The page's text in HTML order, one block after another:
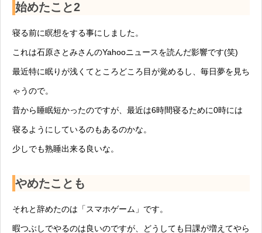
始めたこと2
寝る前に瞑想をする事にしました。
これは石原さとみさんのYahooニュースを読んだ影響です(笑)
最近特に眠りが浅くてところどころ目が覚めるし、毎日夢を見ち
ゃうので。
昔から睡眠短かったのですが、最近は6時間寝るために0時には
寝るようにしているのもあるのかな。
少しでも熟睡出来る良いな。
やめたことも
それと辞めたのは「スマホゲーム」です。
暇つぶしでやるのは良いのですが、どうしても日課が増えてやら